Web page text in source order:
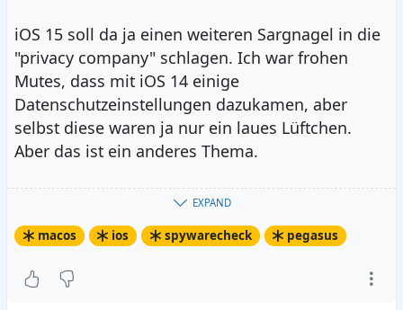
iOS 15 soll da ja einen weiteren Sargnagel in die
"privacy company" schlagen. Ich war frohen
Mutes, dass mit iOS 14 einige
Datenschutzeinstellungen dazukamen, aber
selbst diese waren ja nur ein laues Lüftchen.
Aber das ist ein anderes Thema.
Achja: Installiert unbedingtBlokada
auch auf jedes Android Gerät, wenn man zu dem
Thema noch nicht bewandert ist.
EXPAND
macos ios spywarecheck pegasus